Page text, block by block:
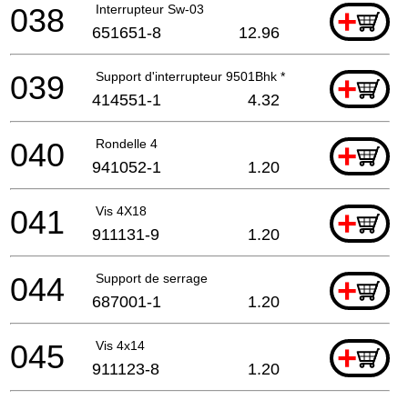
Interrupteur Sw-03 +
038 651651-8 12.96
Support d'interrupteur 9501Bhk * +
039 414551-1 4.32
Rondelle 4 +
040 941052-1 1.20
Vis 4X18 +
041 911131-9 1.20
Support de serrage +
044 687001-1 1.20
Vis 4x14 +
045 911123-8 1.20